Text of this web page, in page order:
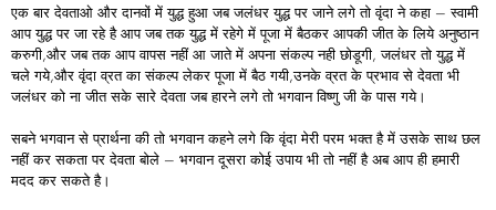
एक बार देवताओ और दानवों में युद्ध हुआ जब जलंधर युद्ध पर जाने लगे तो वृंदा ने कहा – स्वामी
आप युद्ध पर जा रहे है आप जब तक युद्ध में रहेगे में पूजा में बैठकर आपकी जीत के लिये अनुष्ठान
करुगी,और जब तक आप वापस नहीं आ जाते में अपना संकल्प नही छोडूगी, जलंधर तो युद्ध में
चले गये,और वृंदा व्रत का संकल्प लेकर पूजा में बैठ गयी,उनके व्रत के प्रभाव से देवता भी
जलंधर को ना जीत सके सारे देवता जब हारने लगे तो भगवान विष्णु जी के पास गये।
सबने भगवान से प्रार्थना की तो भगवान कहने लगे कि वृंदा मेरी परम भक्त है में उसके साथ छल
नहीं कर सकता पर देवता बोले – भगवान दूसरा कोई उपाय भी तो नहीं है अब आप ही हमारी
मदद कर सकते है।